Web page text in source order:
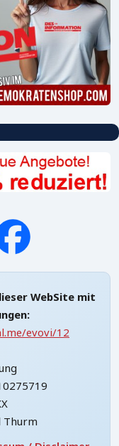
WebSite mit
evovi/12
Thurm